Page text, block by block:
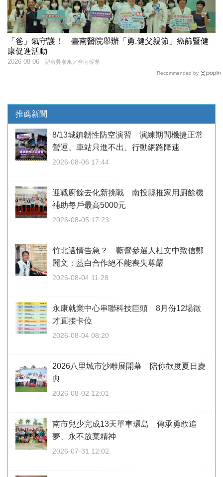
「爸」氣守護！ 臺南醫院舉辦「勇.健父親節」癌篩暨健
康促進活動
記者吳順永／台南報導
2026-08-06
Recommended by
推薦新聞
8/13城鎮韌性防空演習 演練期間機捷正常
營運、車站只進不出、行動網路降速
2026-08-06 17:44
迎戰廚餘去化新挑戰 南投縣推家用廚餘機
補助每戶最高5000元
2026-08-05 17:23
竹北選情告急？ 藍營參選人杜文中致信鄭
麗文：藍白合作絕不能喪失尊嚴
2026-08-04 11:28
永康就業中心串聯科技巨頭 8月份12場徵
才直接卡位
2026-08-04 08:20
2026八里城市沙雕展開幕 陪你歡度夏日慶
典
2026-08-02 12:01
南市兒少完成13天單車環島 傳承勇敢追
夢、永不放棄精神
2026-07-31 12:02